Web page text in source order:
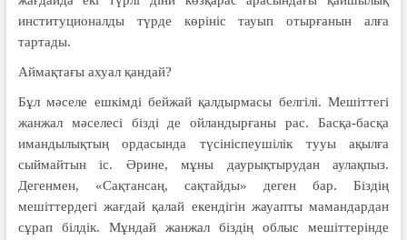
институционалды түрде көрініс тауып отырғанын алға
тартады.
Аймақтағы ахуал қандай?
Бұл мәселе ешкімді бейжай қалдырмасы белгілі. Мешіттегі
жанжал мәселесі бізді де ойландырғаны рас. Басқа-басқа
имандылықтың ордасында түсініспеушілік тууы ақылға
сыймайтын іс. Әрине, мұны даурықтырудан аулақпыз.
Дегенмен, «Сақтансаң, сақтайды» деген бар. Біздің
мешіттердегі жағдай қалай екендігін жауапты мамандардан
сұрап білдік. Мұндай жанжал біздің облыс мешіттерінде